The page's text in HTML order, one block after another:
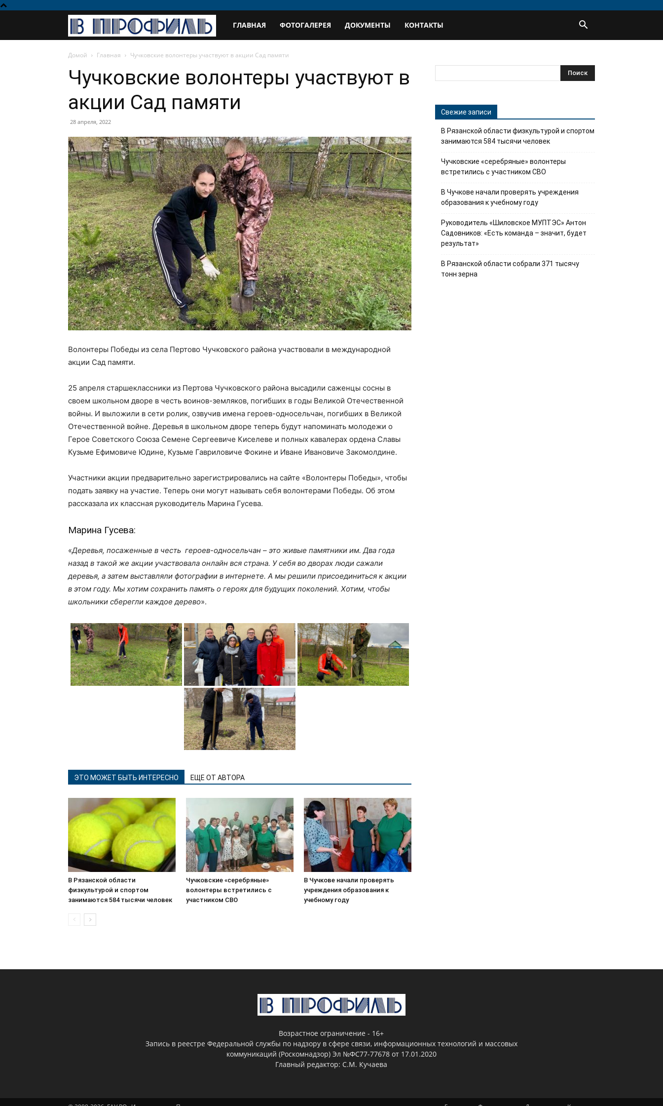
профиль
ГЛАВНАЯ ФОТОГАЛЕРЕЯ ДОКУМЕНТЫ КОНТАКТЫ
Домой Главная Чучковские волонтеры участвуют в акции Сад памяти
Чучковские волонтеры участвуют в
акции Сад памяти
28 апреля, 2022
Волонтеры Победы из села Пертово Чучковского района участвовали в международной
акции Сад памяти.
25 апреля старшеклассники из Пертова Чучковского района высадили саженцы сосны в
своем школьном дворе в честь воинов-земляков, погибших в годы Великой Отечественной
войны. И выложили в сети ролик, озвучив имена героев-односельчан, погибших в Великой
Отечественной войне. Деревья в школьном дворе теперь будут напоминать молодежи о
Герое Советского Союза Семене Сергеевиче Киселеве и полных кавалерах ордена Славы
Кузьме Ефимовиче Юдине, Кузьме Гавриловиче Фокине и Иване Ивановиче Закомолдине.
Участники акции предварительно зарегистрировались на сайте «Волонтеры Победы», чтобы
подать заявку на участие. Теперь они могут называть себя волонтерами Победы. Об этом
рассказала их классная руководитель Марина Гусева.
Марина Гусева:
«Деревья, посаженные в честь героев-односельчан – это живые памятники им. Два года
назад в такой же акции участвовала онлайн вся страна. У себя во дворах люди сажали
деревья, а затем выставляли фотографии в интернете. А мы решили присоединиться к акции
в этом году. Мы хотим сохранить память о героях для будущих поколений. Хотим, чтобы
школьники сберегли каждое дерево».
ЭТО МОЖЕТ БЫТЬ ИНТЕРЕСНО ЕЩЕ ОТ АВТОРА
В Рязанской области
физкультурой и спортом
занимаются 584 тысячи человек
Чучковские «серебряные»
волонтеры встретились с
участником СВО
В Чучкове начали проверять
учреждения образования к
учебному году
Свежие записи
В Рязанской области физкультурой и спортом
занимаются 584 тысячи человек
Чучковские «серебряные» волонтеры
встретились с участником СВО
В Чучкове начали проверять учреждения
образования к учебному году
Руководитель «Шиловское МУПТЭС» Антон
Садовников: «Есть команда – значит, будет
результат»
В Рязанской области собрали 371 тысячу
тонн зерна
Возрастное ограничение - 16+
Запись в реестре Федеральной службы по надзору в сфере связи, информационных технологий и массовых
коммуникаций (Роскомнадзор) Эл №ФС77-77678 от 17.01.2020
Главный редактор: С.М. Кучаева